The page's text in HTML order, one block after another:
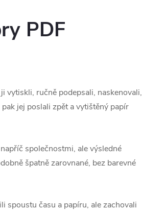
PDF
vytiskli, ručně podepsali, naskenovali,
jej poslali zpět a vytištěný papír
společnostmi, ale výsledné
špatně zarovnané, bez barevné
spoustu času a papíru, ale zachovali